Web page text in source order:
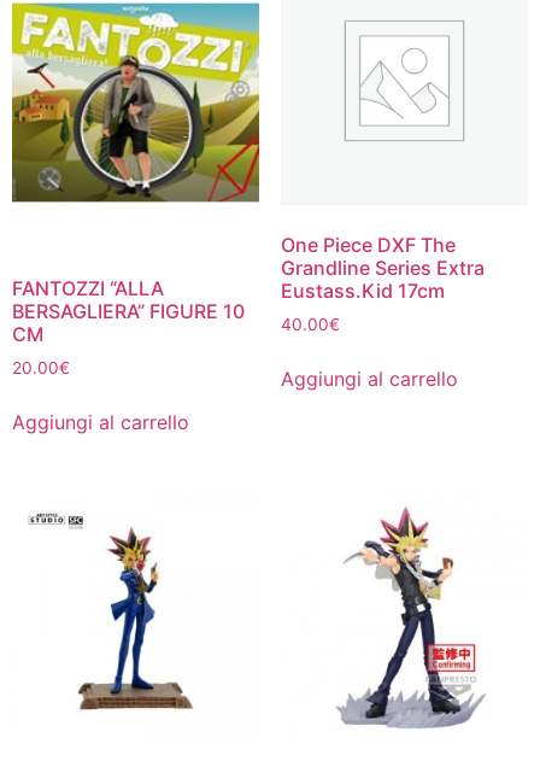
FANTOZZI “ALLA
BERSAGLIERA” FIGURE 10
CM
20.00€
Aggiungi al carrello
One Piece DXF The
Grandline Series Extra
Eustass.Kid 17cm
40.00€
Aggiungi al carrello